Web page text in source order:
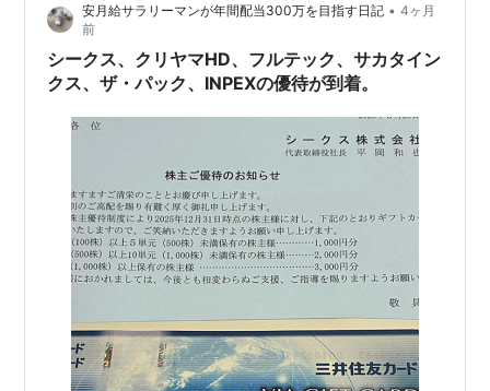
値は69,404.50 円。きっとアルゴが走ったりしたんだろ
う。明日から揉むか、あく抜けして上に行くかは分から
ないが 、AI・…
安月給サラリーマンが年間配当300万を目指す日記 • 4ヶ月
前
シークス、クリヤマHD、フルテック、サカタイン
クス、ザ・パック、INPEXの優待が到着。